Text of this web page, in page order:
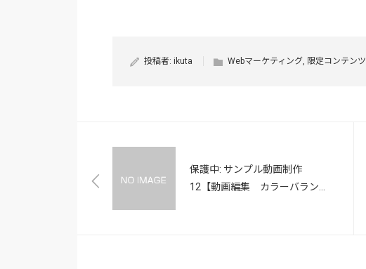
投稿者: ikuta Webマーケティング, 限定コンテンツ
保護中: サンプル動画制作
12【動画編集 カラーバランス